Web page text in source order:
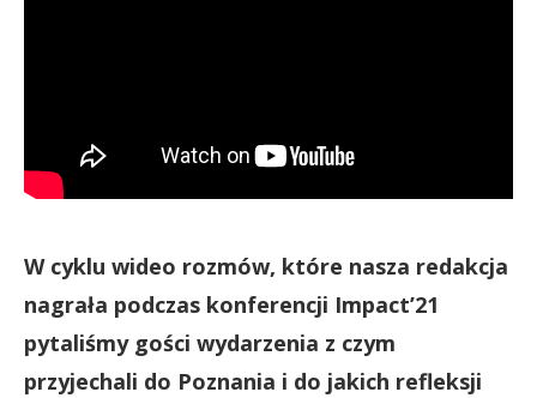
W cyklu wideo rozmów, które nasza redakcja
nagrała podczas konferencji Impact’21
pytaliśmy gości wydarzenia z czym
przyjechali do Poznania i do jakich refleksji